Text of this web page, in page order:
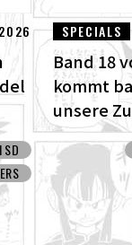
SD
SPECIALS
Band 18
kommt
unsere